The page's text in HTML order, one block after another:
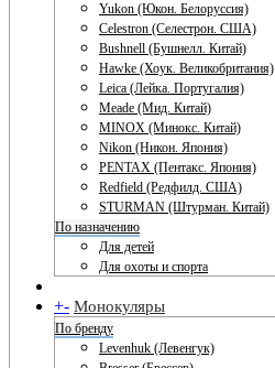
Yukon (Юкон. Белоруссия)
Celestron (Селестрон. США)
Bushnell (Бушнелл. Китай)
Hawke (Хоук. Великобритания)
Leica (Лейка. Португалия)
Meade (Мид. Китай)
MINOX (Минокс. Китай)
Nikon (Никон. Япония)
PENTAX (Пентакс. Япония)
Redfield (Редфилд. США)
STURMAN (Штурман. Китай)
По назначению
Для детей
Для охоты и спорта
+- Монокуляры
По бренду
Levenhuk (Левенгук)